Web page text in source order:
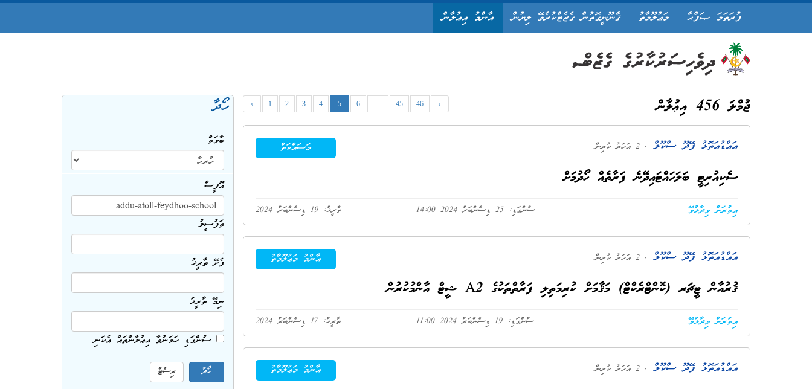
ފުރަތަމަ ޞަފްޙާ މަޢުލޫމާތު ޤާނޫނީގޮތުން ގެޒެޓްކުރެވޭ ލިޔުން އާންމު އިޢުލާން
ހޯދާ
ބާވަތް
އޮފީސް
ތަފުސީލު
ފެށޭ ތާރީޚު
ނިމޭ ތާރީޚު
ސުންގަޑި ހަމަނުވާ އިޢުލާންތައް އެކަނި
ޖުމްލަ 456 އިޢުލާން ‹ 1 2 3 4 5 6 ... 45 46 ›
މަސައްކަތް އައްޑުއަތޮޅު ފޭދޫ ސްކޫލް . 2 އަހަރު ކުރިން
ސެކިއުރިޓީ ބަލަހައްޓައިދޭނެ ފަރާތެއް ހޯދުމަށް
ތާރީޚު: 19 ޑިސެންބަރު 2024 ސުންގަޑި: 25 ޑިސެންބަރު 2024 14:00 އިތުރަށް ވިދާޅުވޭ
ޢާންމު މަޢުލޫމާތު އައްޑުއަތޮޅު ފޭދޫ ސްކޫލް . 2 އަހަރު ކުރިން
ޤުރުއާން ޓީޗަރ (ކޮންޓްރެކްޓް) މަޤާމަށް ކުރިމަތިލި ފަރާތްތަކުގެ A2 ޝީޓް އާންމުކުރުން
ތާރީޚު: 17 ޑިސެންބަރު 2024 ސުންގަޑި: 19 ޑިސެންބަރު 2024 11:00 އިތުރަށް ވިދާޅުވޭ
ޢާންމު މަޢުލޫމާތު އައްޑުއަތޮޅު ފޭދޫ ސްކޫލް . 2 އަހަރު ކުރިން